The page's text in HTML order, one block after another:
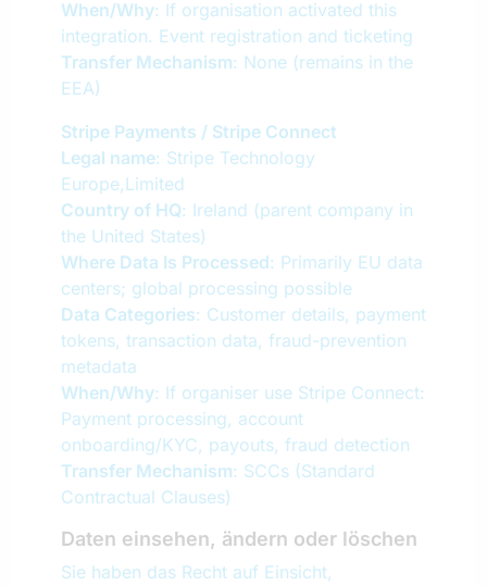
When/Why: If organisation activated this
integration. Event registration and ticketing
Transfer Mechanism: None (remains in the
EEA)
Stripe Payments / Stripe Connect
Legal name: Stripe Technology
Europe,Limited
Country of HQ: Ireland (parent company in
the United States)
Where Data Is Processed: Primarily EU data
centers; global processing possible
Data Categories: Customer details, payment
tokens, transaction data, fraud-prevention
metadata
When/Why: If organiser use Stripe Connect:
Payment processing, account
onboarding/KYC, payouts, fraud detection
Transfer Mechanism: SCCs (Standard
Contractual Clauses)
Daten einsehen, ändern oder löschen
Sie haben das Recht auf Einsicht,